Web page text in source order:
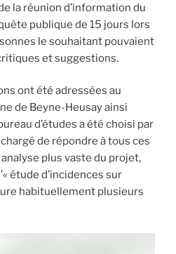
la réunion d’information du
publique de 15 jours lors
le souhaitant pouvaient
et suggestions.
ont été adressées au
de Beyne-Heusay ainsi
d’études a été choisi par
de répondre à tous ces
analyse plus vaste du projet,
étude d’incidences sur
habituellement plusieurs